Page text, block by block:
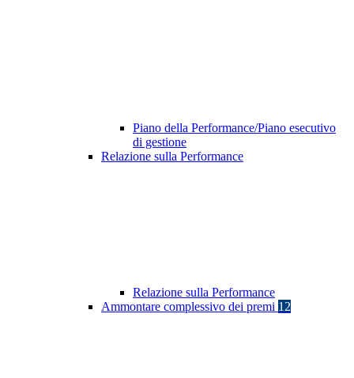
Piano della Performance/Piano esecutivo
di gestione
Relazione sulla Performance
Relazione sulla Performance
Ammontare complessivo dei premi 12